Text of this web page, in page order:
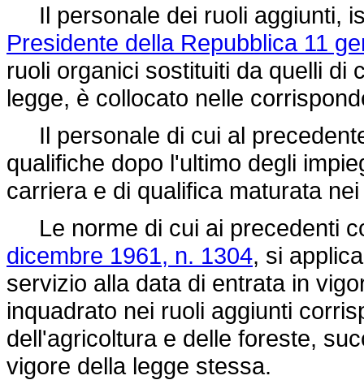
Il personale dei ruoli aggiunti,
Presidente della Repubblica 11
ruoli organici sostituiti da quelli di
legge, è collocato nelle
Il personale di cui al
qualifiche dopo l'ultimo degli
carriera e di qualifica maturata
Le norme di cui ai precedenti
dicembre 1961, n. 1304, si
servizio alla data di entrata in
inquadrato nei ruoli aggiunti
dell'agricoltura e delle foreste,
vigore della legge stessa.